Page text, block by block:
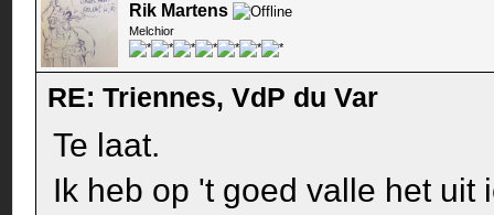
Rik Martens
Melchior
RE: Triennes, VdP du Var
Te laat.
Ik heb op 't goed valle het uit